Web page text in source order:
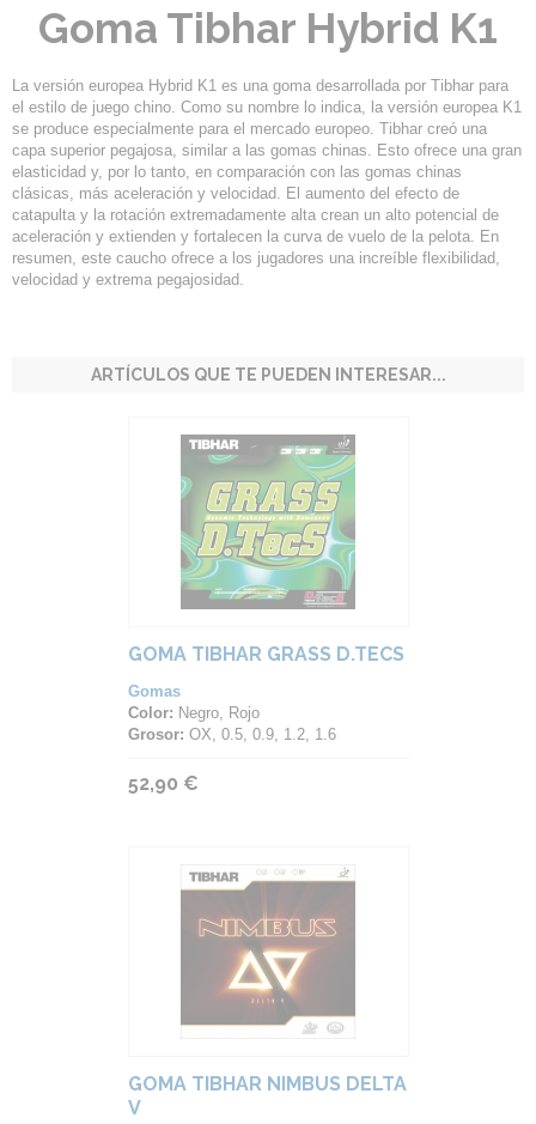
Goma Tibhar Hybrid K1
La versión europea Hybrid K1 es una goma desarrollada por Tibhar para
el estilo de juego chino. Como su nombre lo indica, la versión europea K1
se produce especialmente para el mercado europeo. Tibhar creó una
capa superior pegajosa, similar a las gomas chinas. Esto ofrece una gran
elasticidad y, por lo tanto, en comparación con las gomas chinas
clásicas, más aceleración y velocidad. El aumento del efecto de
catapulta y la rotación extremadamente alta crean un alto potencial de
aceleración y extienden y fortalecen la curva de vuelo de la pelota. En
resumen, este caucho ofrece a los jugadores una increíble flexibilidad,
velocidad y extrema pegajosidad.
ARTÍCULOS QUE TE PUEDEN INTERESAR...
GOMA TIBHAR GRASS D.TECS
Gomas
Color: Negro, Rojo
Grosor: OX, 0.5, 0.9, 1.2, 1.6
52,90 €
GOMA TIBHAR NIMBUS DELTA
V